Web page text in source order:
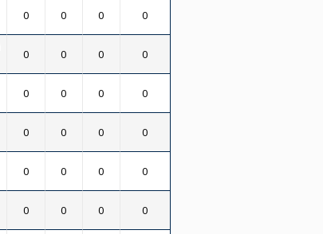
0 0 0 0
0 0 0 0
0 0 0 0
0 0 0 0
0 0 0 0
0 0 0 0